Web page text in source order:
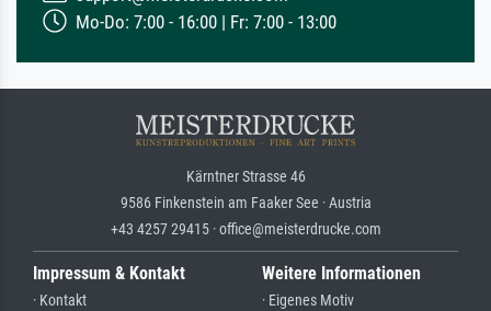
Mo-Do: 7:00 - 16:00 | Fr: 7:00 - 13:00
Kärntner Strasse 46
9586 Finkenstein am Faaker See · Austria
+43 4257 29415 · office@meisterdrucke.com
Impressum & Kontakt
· Kontakt
Weitere Informationen
· Eigenes Motiv